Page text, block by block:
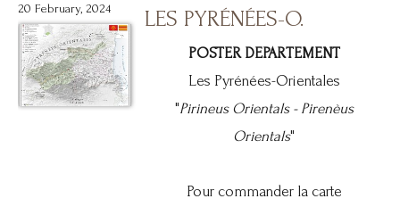
20 February, 2024 LES PYRÉNÉES-O.
POSTER DEPARTEMENT
Les Pyrénées-Orientales
"Pirineus Orientals - Pirenèus
Orientals"
Pour commander la carte